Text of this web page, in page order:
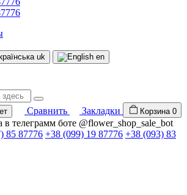
uk
en
Сравнить Закладки Корзина 0
в телеграмм боте @flower_shop_sale_bot
85 87776 +38 (099) 19 87776 +38 (093) 83